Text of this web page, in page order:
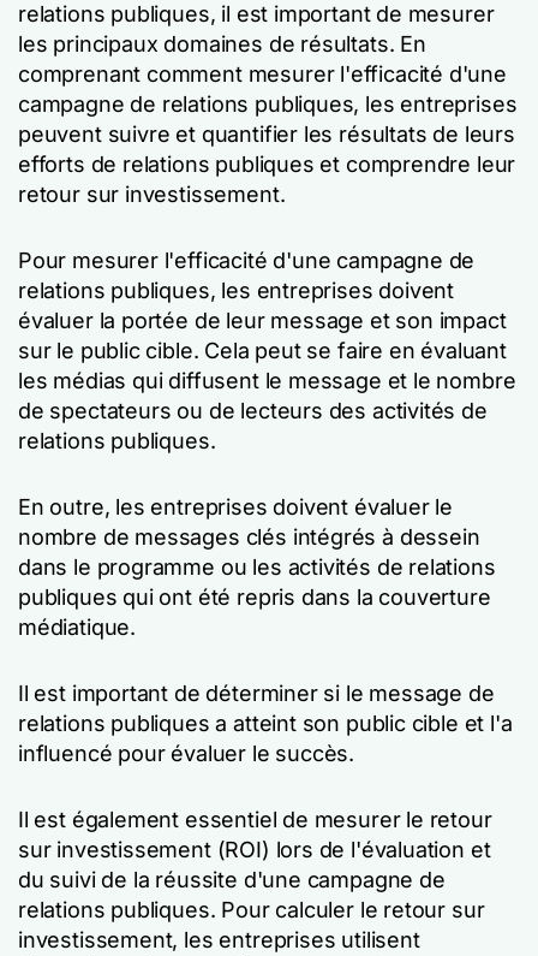
relations publiques, il est important de mesurer
les principaux domaines de résultats. En
comprenant comment mesurer l'efficacité d'une
campagne de relations publiques, les entreprises
peuvent suivre et quantifier les résultats de leurs
efforts de relations publiques et comprendre leur
retour sur investissement.
Pour mesurer l'efficacité d'une campagne de
relations publiques, les entreprises doivent
évaluer la portée de leur message et son impact
sur le public cible. Cela peut se faire en évaluant
les médias qui diffusent le message et le nombre
de spectateurs ou de lecteurs des activités de
relations publiques.
En outre, les entreprises doivent évaluer le
nombre de messages clés intégrés à dessein
dans le programme ou les activités de relations
publiques qui ont été repris dans la couverture
médiatique.
Il est important de déterminer si le message de
relations publiques a atteint son public cible et l'a
influencé pour évaluer le succès.
Il est également essentiel de mesurer le retour
sur investissement (ROI) lors de l'évaluation et
du suivi de la réussite d'une campagne de
relations publiques. Pour calculer le retour sur
investissement, les entreprises utilisent